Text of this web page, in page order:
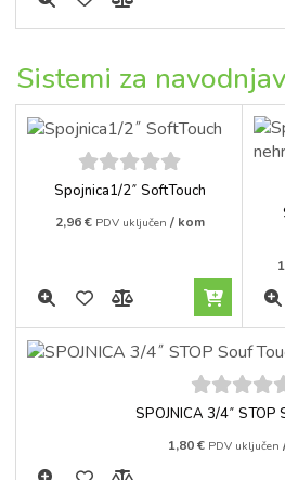
Sistemi za
5out of
Spojnica1/2˝ SoftTouch
2,96€ PDV uključen / kom
5 out
SPOJNICA 3/4˝ STOP
1,80€ PDV uključen